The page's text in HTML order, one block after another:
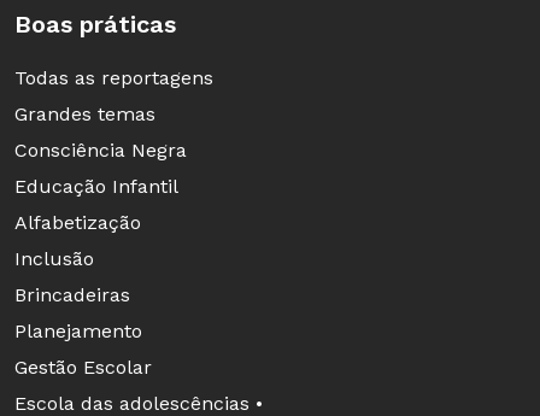
Boas práticas
Todas as reportagens
Grandes temas
Consciência Negra
Educação Infantil
Alfabetização
Inclusão
Brincadeiras
Planejamento
Gestão Escolar
Escola das adolescências •